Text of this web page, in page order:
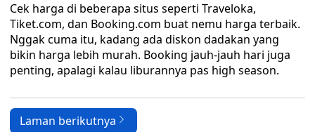
Cek harga di beberapa situs seperti Traveloka,
Tiket.com, dan Booking.com buat nemu harga terbaik.
Nggak cuma itu, kadang ada diskon dadakan yang
bikin harga lebih murah. Booking jauh-jauh hari juga
penting, apalagi kalau liburannya pas high season.
Laman berikutnya